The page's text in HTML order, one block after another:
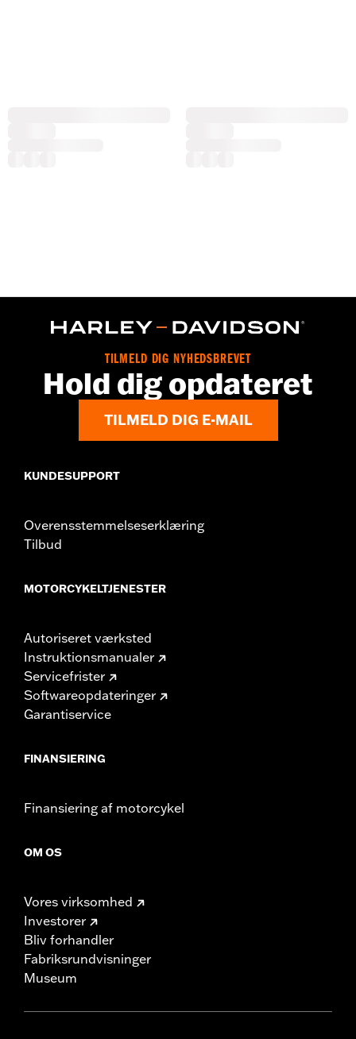
TILMELD DIG NYHEDSBREVET
Hold dig opdateret
TILMELD DIG E-MAIL
KUNDESUPPORT
Overensstemmelseserklæring
Tilbud
MOTORCYKELTJENESTER
Autoriseret værksted
Instruktionsmanualer
Servicefrister
Softwareopdateringer
Garantiservice
FINANSIERING
Finansiering af motorcykel
OM OS
Vores virksomhed
Investorer
Bliv forhandler
Fabriksrundvisninger
Museum